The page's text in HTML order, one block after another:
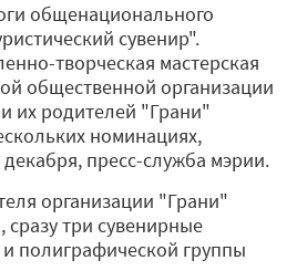
общенационального
сувенир".
творческая мастерская
общественной организации
их родителей "Грани"
номинациях,
пресс-служба мэрии.
организации "Грани"
три сувенирные
полиграфической группы